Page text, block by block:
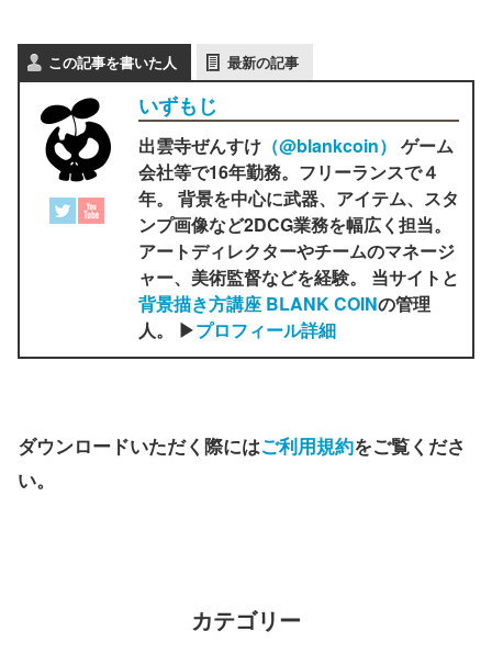
この記事を書いた人 最新の記事
いずもじ
出雲寺ぜんすけ （‎@blankcoin） ゲーム
会社等で16年勤務。フリーランスで４
年。 背景を中心に武器、アイテム、スタ
ンプ画像など2DCG業務を幅広く担当。
アートディレクターやチームのマネージ
ャー、美術監督などを経験。 当サイトと
背景描き方講座 BLANK COINの管理
人。 ▶プロフィール詳細
ダウンロードいただく際にはご利用規約をご覧くださ
い。
カテゴリー